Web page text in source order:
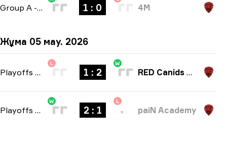
Group A - bo1 1 : 0 4M
Жұма 05 мау. 2026
Playoffs
L
1 : 2
W
RED Canids Academy
Playoffs bo3
W
2 : 1
L
paiN Academy